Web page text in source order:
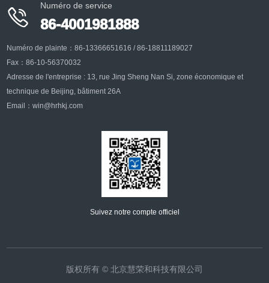

Numéro de service
86-4001981888
Numéro de plainte：86-13366651616 / 86-18811189027
Fax：86-10-56370032
Adresse de l'entreprise : 13, rue Jing Sheng Nan Si, zone économique et
technique de Beijing, bâtiment 26A
Email：win@hrhkj.com
Suivez notre compte officiel
版权所有 © 北京慧荣和科技有限公司